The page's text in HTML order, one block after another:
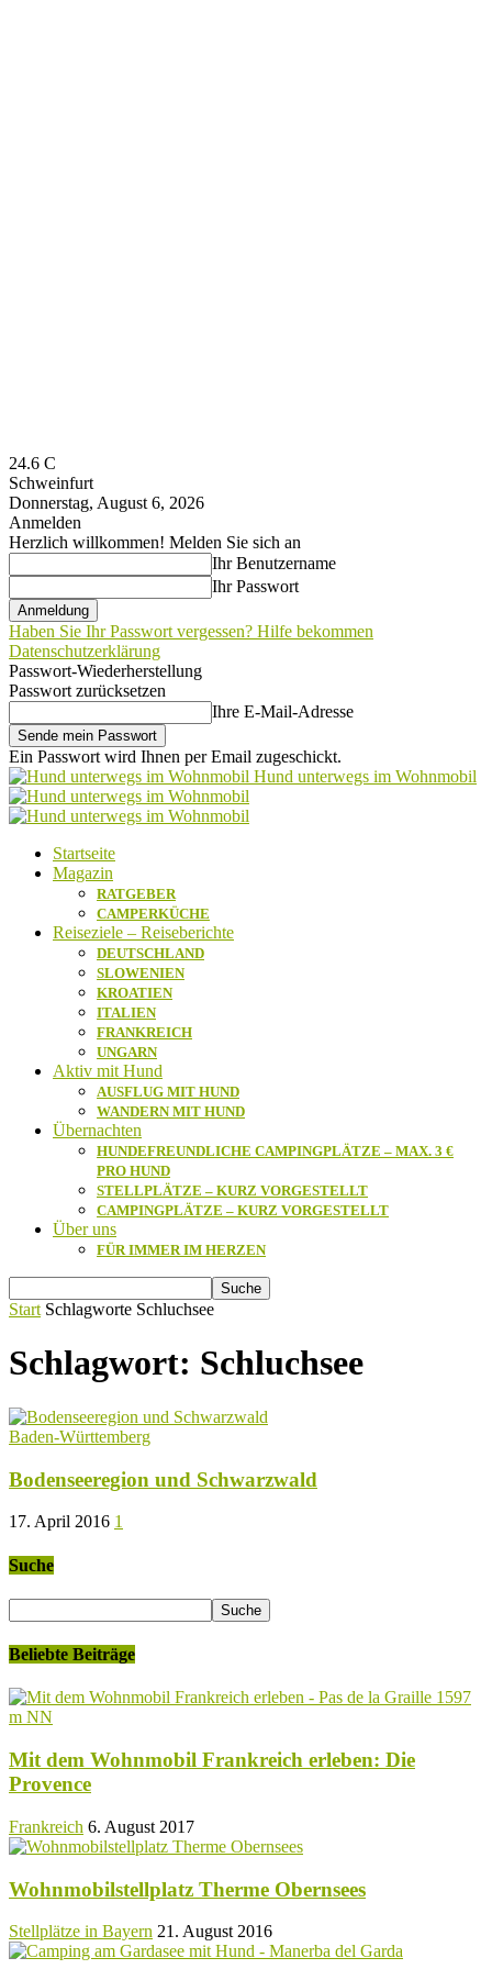
24.6 C
Schweinfurt
Donnerstag, August 6, 2026
Anmelden
Herzlich willkommen! Melden Sie sich an
Ihr Benutzername
Ihr Passwort
Haben Sie Ihr Passwort vergessen? Hilfe bekommen
Datenschutzerklärung
Passwort-Wiederherstellung
Passwort zurücksetzen
Ihre E-Mail-Adresse
Ein Passwort wird Ihnen per Email zugeschickt.
Hund unterwegs im Wohnmobil
Startseite
Magazin
RATGEBER
CAMPERKÜCHE
Reiseziele – Reiseberichte
DEUTSCHLAND
SLOWENIEN
KROATIEN
ITALIEN
FRANKREICH
UNGARN
Aktiv mit Hund
AUSFLUG MIT HUND
WANDERN MIT HUND
Übernachten
HUNDEFREUNDLICHE CAMPINGPLÄTZE – MAX. 3 €
PRO HUND
STELLPLÄTZE – KURZ VORGESTELLT
CAMPINGPLÄTZE – KURZ VORGESTELLT
Über uns
FÜR IMMER IM HERZEN
Start Schlagworte Schluchsee
Schlagwort: Schluchsee
Baden-Württemberg
Bodenseeregion und Schwarzwald
17. April 2016 1
Suche
Beliebte Beiträge
Mit dem Wohnmobil Frankreich erleben: Die
Provence
Frankreich 6. August 2017
Wohnmobilstellplatz Therme Obernsees
Stellplätze in Bayern 21. August 2016